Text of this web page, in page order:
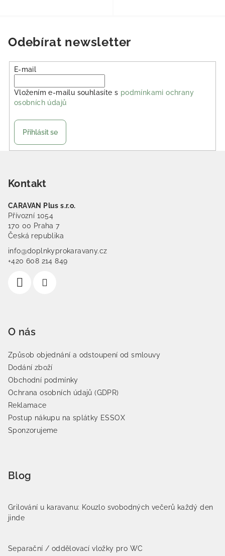
Odebírat newsletter
E-mail
Vložením e-mailu souhlasíte s podmínkami ochrany
osobních údajů
Přihlásit se
Kontakt
CARAVAN Plus s.r.o.
Přívozní 1054
170 00 Praha 7
Česká republika
info@doplnkyprokaravany.cz
+420 608 214 849
O nás
Způsob objednání a odstoupení od smlouvy
Dodání zboží
Obchodní podmínky
Ochrana osobních údajů (GDPR)
Reklamace
Postup nákupu na splátky ESSOX
Sponzorujeme
Blog
Grilování u karavanu: Kouzlo svobodných večerů každý den
jinde
Separační / oddělovací vložky pro WC